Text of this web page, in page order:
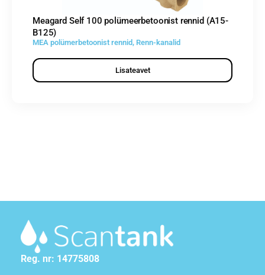
Meagard Self 100 polümeerbetoonist rennid (A15-
B125)
MEA polümerbetoonist rennid , Renn-kanalid
Lisateavet
Reg. nr: 14775808